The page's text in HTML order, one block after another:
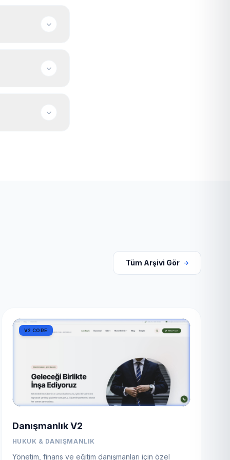
Tüm Arşivi Gör
V2 CORE
Danışmanlık V2
HUKUK & DANIŞMANLIK
Yönetim, finans ve eğitim danışmanları için özel